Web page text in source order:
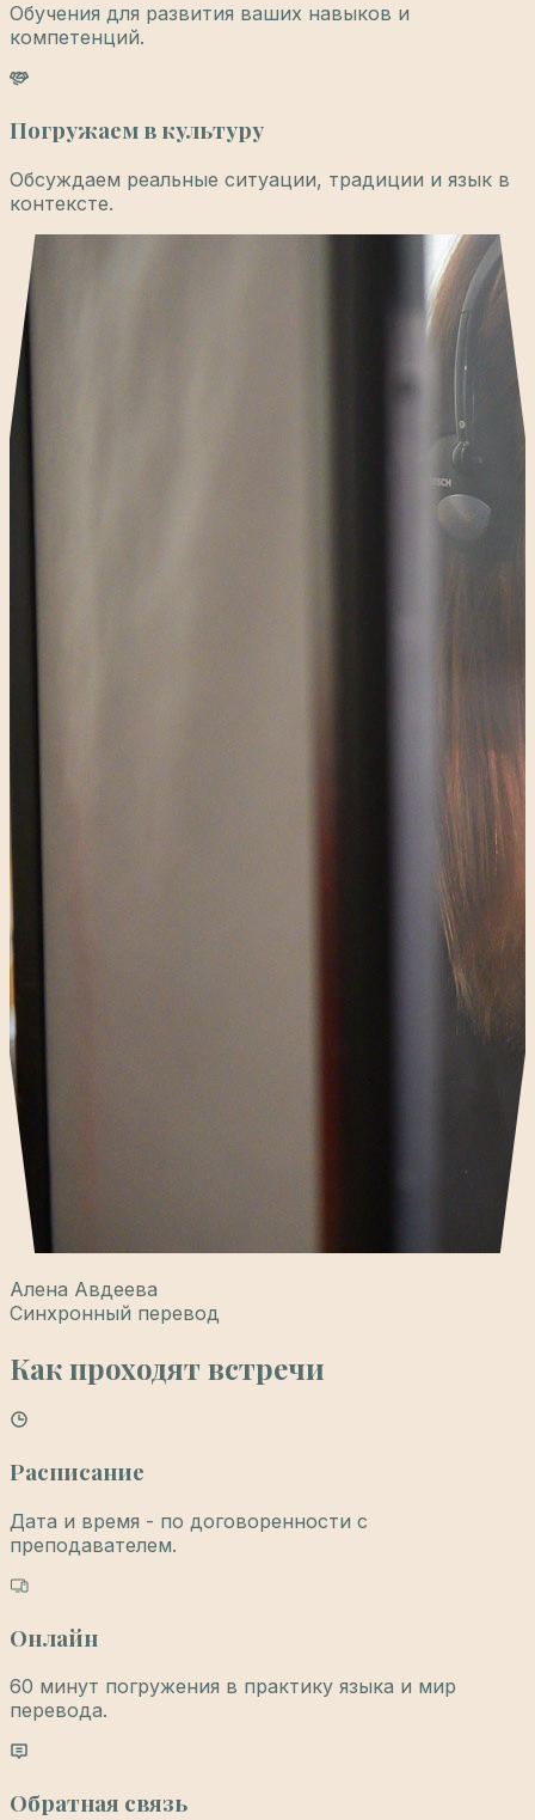
Обучения для развития ваших навыков и
компетенций.
Погружаем в культуру
Обсуждаем реальные ситуации, традиции и язык в
контексте.
Алена Авдеева
Синхронный перевод
Как проходят встречи
Расписание
Дата и время - по договоренности с
преподавателем.
Онлайн
60 минут погружения в практику языка и мир
перевода.
Обратная связь